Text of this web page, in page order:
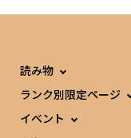
読み物
ランク別限定ページ
イベント